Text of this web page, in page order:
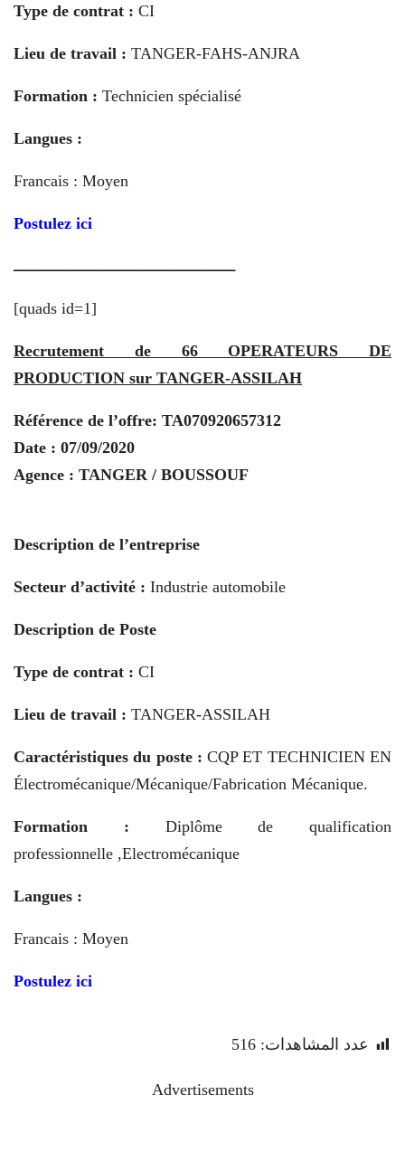
Type de contrat : CI
Lieu de travail : TANGER-FAHS-ANJRA
Formation : Technicien spécialisé
Langues :
Francais : Moyen
Postulez ici
ـــــــــــــــــــــــــــــــــــــــــــــــــ
[quads id=1]
Recrutement de 66 OPERATEURS DE
PRODUCTION sur TANGER-ASSILAH
Référence de l’offre: TA070920657312
Date : 07/09/2020
Agence : TANGER / BOUSSOUF
Description de l’entreprise
Secteur d’activité : Industrie automobile
Description de Poste
Type de contrat : CI
Lieu de travail : TANGER-ASSILAH
Caractéristiques du poste :CQP ET TECHNICIEN EN
Électromécanique/Mécanique/Fabrication Mécanique.
Formation : Diplôme de qualification
professionnelle ,Electromécanique
Langues :
Francais : Moyen
Postulez ici
عدد المشاهدات: 516
Advertisements